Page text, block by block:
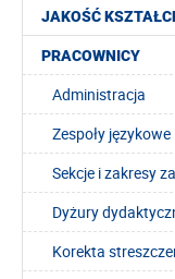
JAKOŚĆ
PRACOWNICY
Administracja
Zespoły językowe
Sekcje i zakresy
Dyżury
Korekta